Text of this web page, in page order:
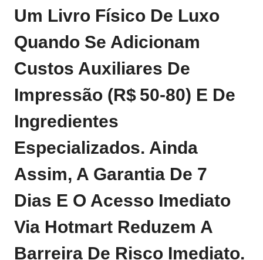
Um Livro Físico De Luxo
Quando Se Adicionam
Custos Auxiliares De
Impressão (R$ 50‑80) E De
Ingredientes
Especializados. Ainda
Assim, A Garantia De 7
Dias E O Acesso Imediato
Via Hotmart Reduzem A
Barreira De Risco Imediato.